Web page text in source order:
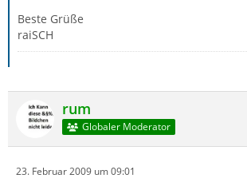
Beste Grüße
raiSCH
rum
Globaler Moderator
23. Februar 2009 um 09:01